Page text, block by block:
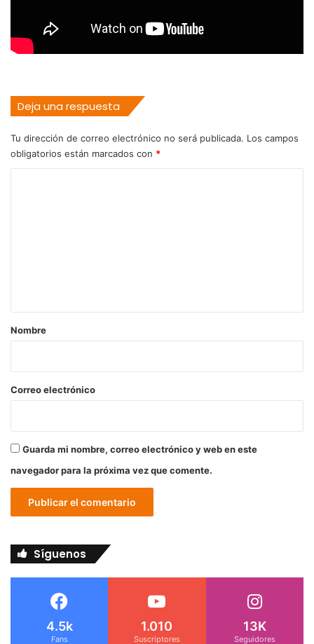
Deja una respuesta
Tu dirección de correo electrónico no será publicada. Los campos
obligatorios están marcados con *
r
*
Nombre
Correo electrónico
Guarda mi nombre, correo electrónico y web en este
navegador para la próxima vez que comente.
Síguenos
4.5k
Fans
1.010
Suscriptores
13K
Seguidores